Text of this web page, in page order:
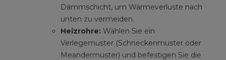
Dämmschicht, um Wärmeverluste nach
unten zu vermeiden.
Heizrohre: Wählen Sie ein
Verlegemuster (Schneckenmuster oder
Meandermuster) und befestigen Sie die